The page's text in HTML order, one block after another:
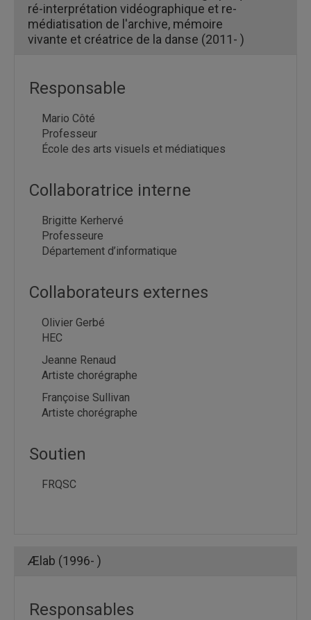
ré-interprétation vidéographique et re-
médiatisation de l'archive, mémoire
vivante et créatrice de la danse (2011- )
Responsable
Mario Côté
Professeur
École des arts visuels et médiatiques
Collaboratrice interne
Brigitte Kerhervé
Professeure
Département d’informatique
Collaborateurs externes
Olivier Gerbé
HEC
Jeanne Renaud
Artiste chorégraphe
Françoise Sullivan
Artiste chorégraphe
Soutien
FRQSC
Ælab (1996- )
Responsables